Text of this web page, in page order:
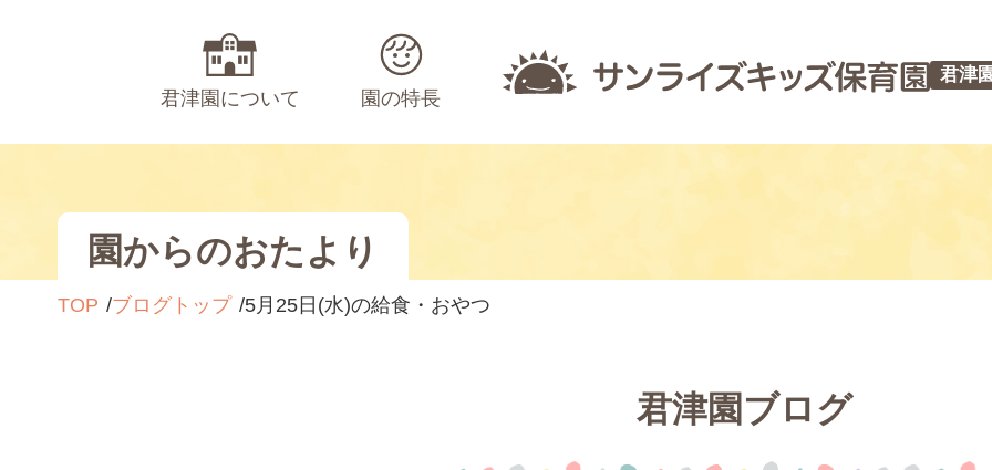
君津園について 園の特長
君津
園からのおたより
TOP ブログトップ 5月25日(水)の給食・おやつ
君津園ブログ